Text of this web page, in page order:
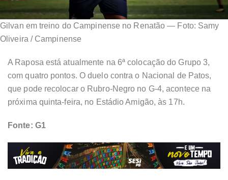
Gilvan em treino do Campinense no Renatão — Foto: Samy
Oliveira / Campinense
A Raposa está atualmente na 6ª colocação do Grupo 3,
com quatro pontos. O duelo contra o Nacional de Patos,
que pode recolocar o Rubro-Negro no G-4, acontece na
próxima quinta-feira, no Estádio Amigão, às 17h.
Fonte: G1